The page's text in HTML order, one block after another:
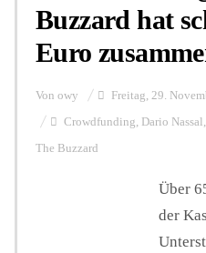
Buzzard hat
Euro
Von owy Freitag, 29.
Crowdfunding, Dario Nassal ,
The Buzzard
Über
der